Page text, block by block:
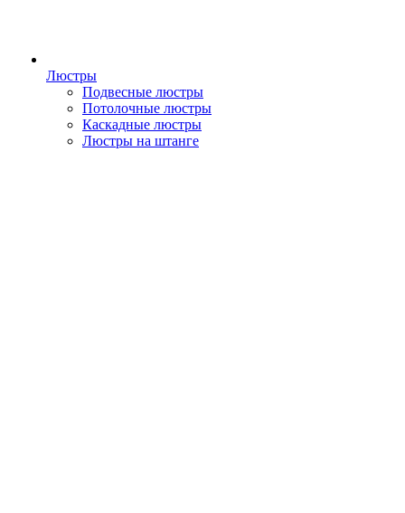
Люстры
Подвесные люстры
Потолочные люстры
Каскадные люстры
Люстры на штанге